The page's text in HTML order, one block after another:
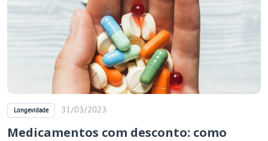
Longevidade 31/03/2023
Medicamentos com desconto: como